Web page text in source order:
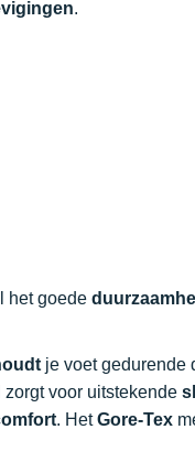
.
het goede
je voet gedurende
voor uitstekende
. HetGore-Tex